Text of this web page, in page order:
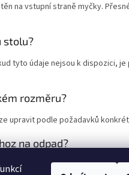
na vstupní straně myčky.
stolu?
tyto údaje nejsou k dispozici,
rozměru?
upravit podle požadavků
na odpad?
na odpadky, otvor pro drtič